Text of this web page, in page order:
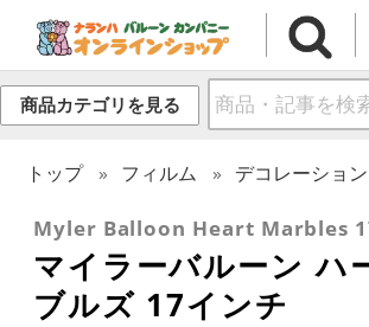
商品カテゴリを見る
トップ フィルム デコレーション
Myler Balloon Heart Marbles
マイラーバルーン ハ
ブルズ 17インチ